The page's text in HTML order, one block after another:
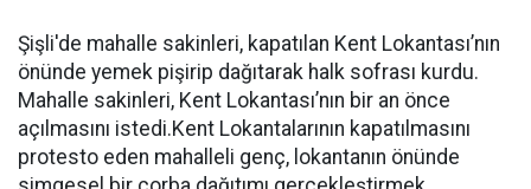
Şişli'de mahalle sakinleri, kapatılan Kent Lokantası’nın
önünde yemek pişirip dağıtarak halk sofrası kurdu.
Mahalle sakinleri, Kent Lokantası’nın bir an önce
açılmasını istedi.Kent Lokantalarının kapatılmasını
protesto eden mahalleli genç, lokantanın önünde